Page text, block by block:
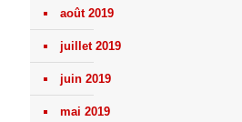
août 2019
juillet 2019
juin 2019
mai 2019